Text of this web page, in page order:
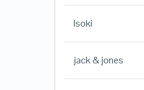
Isoki
jack & jones